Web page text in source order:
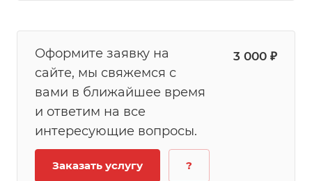
Оформите заявку на
сайте, мы свяжемся с
вами в ближайшее время
и ответим на все
интересующие вопросы.
3 000 ₽
Заказать услугу ?